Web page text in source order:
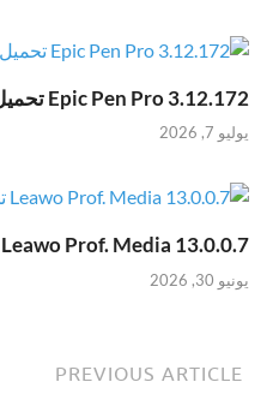
Epic Pen Pro 3.12.172 تحميل مجاني
يوليو 7, 2026
Leawo Prof. Media 13.0.0.7 تحميل مجاني
يونيو 30, 2026
PREVIOUS ARTICLE